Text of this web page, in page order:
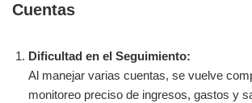
Cuentas
Dificultad en el Seguimiento:
Al manejar varias cuentas, se vuelve
monitoreo preciso de ingresos, gastos y